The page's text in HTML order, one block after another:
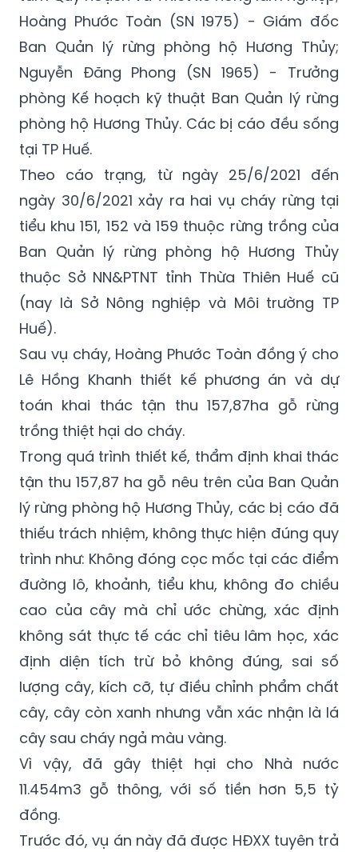
Hoàng Phước Toàn (SN 1975) - Giám đốc
Ban Quản lý rừng phòng hộ Hương Thủy;
Nguyễn Đăng Phong (SN 1965) - Trưởng
phòng Kế hoạch kỹ thuật Ban Quản lý rừng
phòng hộ Hương Thủy. Các bị cáo đều sống
tại TP Huế.
Theo cáo trạng, từ ngày 25/6/2021 đến
ngày 30/6/2021 xảy ra hai vụ cháy rừng tại
tiểu khu 151, 152 và 159 thuộc rừng trồng của
Ban Quản lý rừng phòng hộ Hương Thủy
thuộc Sở NN&PTNT tỉnh Thừa Thiên Huế cũ
(nay là Sở Nông nghiệp và Môi trường TP
Huế).
Sau vụ cháy, Hoàng Phước Toàn đồng ý cho
Lê Hồng Khanh thiết kế phương án và dự
toán khai thác tận thu 157,87ha gỗ rừng
trồng thiệt hại do cháy.
Trong quá trình thiết kế, thẩm định khai thác
tận thu 157,87 ha gỗ nêu trên của Ban Quản
lý rừng phòng hộ Hương Thủy, các bị cáo đã
thiếu trách nhiệm, không thực hiện đúng quy
trình như: Không đóng cọc mốc tại các điểm
đường lô, khoảnh, tiểu khu, không đo chiều
cao của cây mà chỉ ước chừng, xác định
không sát thực tế các chỉ tiêu lâm học, xác
định diện tích trừ bỏ không đúng, sai số
lượng cây, kích cỡ, tự điều chỉnh phẩm chất
cây, cây còn xanh nhưng vẫn xác nhận là lá
cây sau cháy ngả màu vàng.
Vì vậy, đã gây thiệt hại cho Nhà nước
11.454m3 gỗ thông, với số tiền hơn 5,5 tỷ
đồng.
Trước đó, vụ án này đã được HĐXX tuyên trả